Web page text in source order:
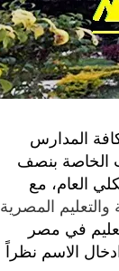
المدارس
الخاصة بنصف
العام، مع
والتعليم المصرية
في مصر
عن ادخال الاسم نظراً